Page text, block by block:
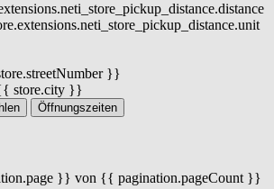
}}
store.city }}
Öffnungszeiten
}} von {{ pagination.pageCount }}